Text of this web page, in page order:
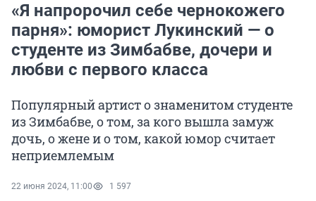
«Я напророчил себе чернокожего
парня»: юморист Лукинский — о
студенте из Зимбабве, дочери и
любви с первого класса
Популярный артист о знаменитом студенте
из Зимбабве, о том, за кого вышла замуж
дочь, о жене и о том, какой юмор считает
неприемлемым
22 июня 2024, 11:00 1 597